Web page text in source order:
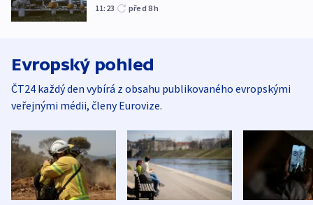
11:23 před 8h
Evropský pohled
ČT24 každý den vybírá z obsahu publikovaného evropskými
veřejnými médii, členy Eurovize.